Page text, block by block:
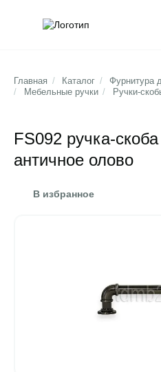
Главная / Каталог /
Фурнитура
/
Мебельные ручки / Ручки-
FS092 ручка-
античное олово
В избранное